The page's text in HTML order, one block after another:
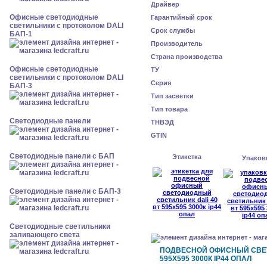
Офисные светодиодные
светильники с протоколом DALI
БАП-1
Офисные светодиодные
светильники с протоколом DALI
БАП-3
Cветодиодные панели
Cветодиодные панели с БАП
Cветодиодные панели с БАП-3
Светодиодные светильники
заливающего света
Драйвер
Гарантийный срок
Срок службы
Производитель
Страна производства
ТУ
Серия
Тип засветки
Тип товара
ТНВЭД
GTIN
Этикетка
ПОДВЕСНОЙ ОФИСНЫЙ
595X595 3000К IP44 ОПАЛ